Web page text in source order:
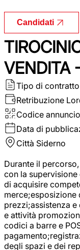
Candidati
VENDITA
Tipo di contratto
Retribuzione
Codice annuncio
Data di
Città Siderno
Durante il
con la
di acquisire
prezzi;assistenza
e attività
codici a barre e
degli spazi e dei